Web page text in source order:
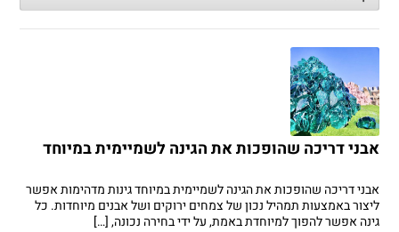
אבני דריכה שהופכות את הגינה לשמיימית במיוחד
אבני דריכה שהופכות את הגינה לשמיימית במיוחד גינות מדהימות אפשר
ליצור באמצעות תמהיל נכון של צמחים ירוקים ושל אבנים מיוחדות. כל
גינה אפשר להפוך למיוחדת באמת, על ידי בחירה נכונה, […]